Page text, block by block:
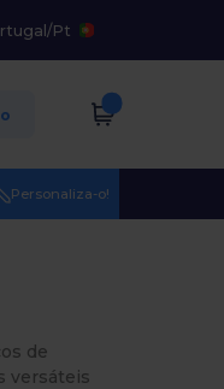
/Pt
Personaliza-o!
de
versáteis